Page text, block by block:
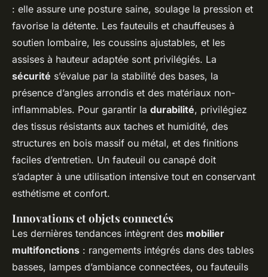
: elle assure une posture saine, soulage la pression et
favorise la détente. Les fauteuils et chauffeuses à
soutien lombaire, les coussins ajustables, et les
assises à hauteur adaptée sont privilégiés. La
sécurité s’évalue par la stabilité des bases, la
présence d’angles arrondis et des matériaux non-
inflammables. Pour garantir la durabilité, privilégiez
des tissus résistants aux taches et humidité, des
structures en bois massif ou métal, et des finitions
faciles d’entretien. Un fauteuil ou canapé doit
s’adapter à une utilisation intensive tout en conservant
esthétisme et confort.
Innovations et objets connectés
Les dernières tendances intègrent des mobilier
multifonctions : rangements intégrés dans des tables
basses, lampes d’ambiance connectées, ou fauteuils